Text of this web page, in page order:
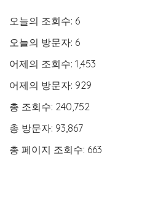
오늘의 조회수: 6
오늘의 방문자: 6
어제의 조회수: 1,453
어제의 방문자: 929
총 조회수: 240,752
총 방문자: 93,867
총 페이지 조회수: 663